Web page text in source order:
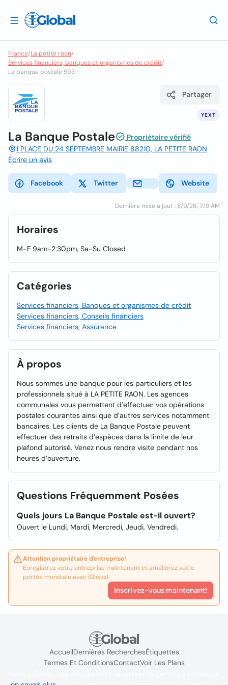
France/La petite raon/
Services financiers, banques et organismes de crédit/
La banque postale 593
YEXT
Partager
La Banque Postale
Propriétaire vérifié
1 PLACE DU 24 SEPTEMBRE MAIRIE 88210, LA PETITE RAON
Écrire un avis
Facebook Twitter Website
Dernière mise à jour : 8/9/26, 7:19 AM
Horaires
M-F 9am-2:30pm, Sa-Su Closed
Catégories
Services financiers, Banques et organismes de crédit
Services financiers, Conseils financiers
Services financiers, Assurance
À propos
Nous sommes une banque pour les particuliers et les
professionnels situé à LA PETITE RAON. Les agences
communales vous permettent d’effectuer vos opérations
postales courantes ainsi que d’autres services notamment
bancaires. Les clients de La Banque Postale peuvent
effectuer des retraits d’espèces dans la limite de leur
plafond autorisé. Venez nous rendre visite pendant nos
heures d’ouverture.
Questions Fréquemment Posées
Quels jours La Banque Postale est-il ouvert?
Ouvert le Lundi, Mardi, Mercredi, Jeudi, Vendredi.
Attention propriétaire d'entreprise!
Enregistrez votre entreprise maintenant et améliorez votre
portée mondiale avec iGlobal.
Inscrivez-vous maintenant!
AccueilDernières RecherchesÉtiquettes
Termes Et ConditionsContactVoir Les Plans